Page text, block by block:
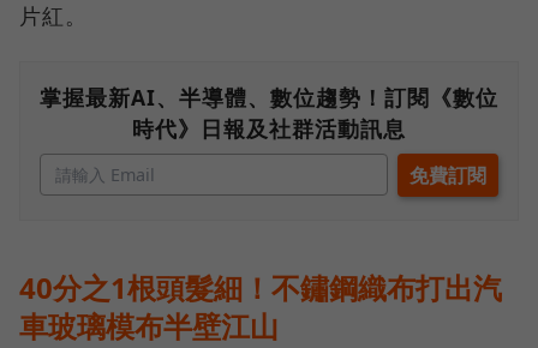
片紅。
掌握最新AI、半導體、數位趨勢！訂閱《數位
時代》日報及社群活動訊息
40分之1根頭髮細！不鏽鋼織布打出汽
車玻璃模布半壁江山